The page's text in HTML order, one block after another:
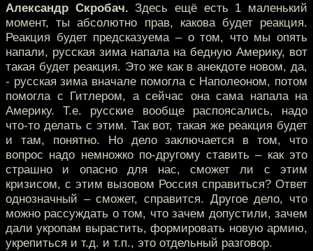
Александр Скробач. Здесь ещё есть 1 маленький
момент, ты абсолютно прав, какова будет реакция.
Реакция будет предсказуема – о том, что мы опять
напали, русская зима напала на бедную Америку, вот
такая будет реакция. Это же как в анекдоте новом, да,
- русская зима вначале помогла с Наполеоном, потом
помогла с Гитлером, а сейчас она сама напала на
Америку. Т.е. русские вообще распоясались, надо
что-то делать с этим. Так вот, такая же реакция будет
и там, понятно. Но дело заключается в том, что
вопрос надо немножко по-другому ставить – как это
страшно и опасно для нас, сможет ли с этим
кризисом, с этим вызовом Россия справиться? Ответ
однозначный – сможет, справится. Другое дело, что
можно рассуждать о том, что зачем допустили, зачем
дали укропам вырастить, формировать новую армию,
укрепиться и т.д. и т.п., это отдельный разговор.